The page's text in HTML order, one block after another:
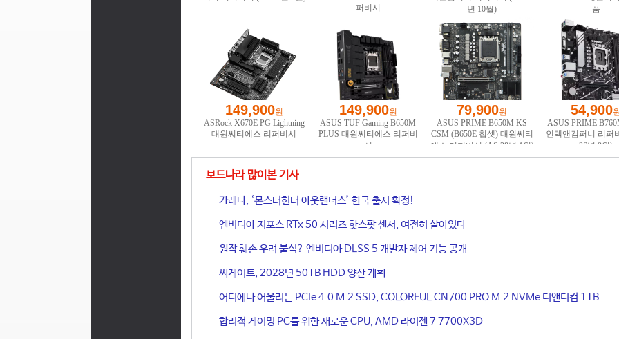
보드나라 많이본 기사
가레나, ‘몬스터헌터 아웃랜더스’ 한국 출시 확정!
엔비디아 지포스 RTx 50 시리즈 핫스팟 센서, 여전히 살아있다
원작 훼손 우려 불식? 엔비디아 DLSS 5 개발자 제어 기능 공개
씨게이트, 2028년 50TB HDD 양산 계획
어디에나 어울리는 PCIe 4.0 M.2 SSD, COLORFUL CN700 PRO M.2 NVMe 디앤디컴 1TB
합리적 게이밍 PC를 위한 새로운 CPU, AMD 라이젠 7 7700X3D